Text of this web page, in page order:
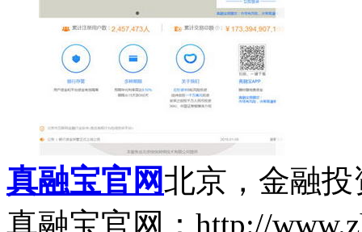
真融宝官网北京，金融
真融宝官网：http://